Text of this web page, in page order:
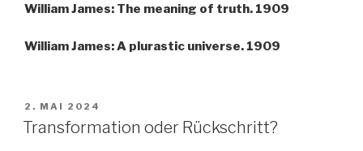
William James: The meaning of truth. 1909
William James: A plurastic universe. 1909
VERÖFFENTLICHT
AM
2. MAI 2024
Transformation oder Rückschritt?